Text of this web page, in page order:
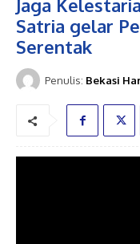
Jaga
Satria gelar
Serentak
Penulis: Bekasi